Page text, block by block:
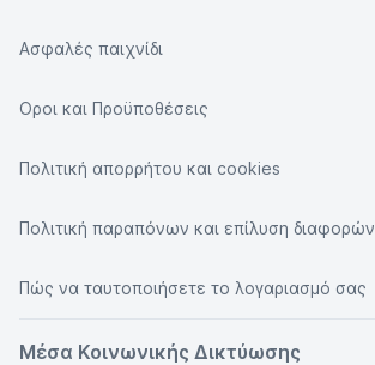
Ασφαλές παιχνίδι
Οροι και Προϋποθέσεις
Πολιτική απορρήτου και cookies
Πολιτική παραπόνων και επίλυση διαφορών
Πώς να ταυτοποιήσετε το λογαριασμό σας
Μέσα Κοινωνικής Δικτύωσης